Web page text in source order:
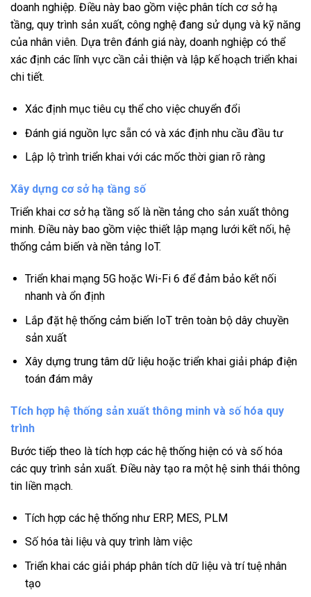
doanh nghiệp. Điều này bao gồm việc phân tích cơ sở hạ
tầng, quy trình sản xuất, công nghệ đang sử dụng và kỹ năng
của nhân viên. Dựa trên đánh giá này, doanh nghiệp có thể
xác định các lĩnh vực cần cải thiện và lập kế hoạch triển khai
chi tiết.
Xác định mục tiêu cụ thể cho việc chuyển đổi
Đánh giá nguồn lực sẵn có và xác định nhu cầu đầu tư
Lập lộ trình triển khai với các mốc thời gian rõ ràng
Xây dựng cơ sở hạ tầng số
Triển khai cơ sở hạ tầng số là nền tảng cho sản xuất thông
minh. Điều này bao gồm việc thiết lập mạng lưới kết nối, hệ
thống cảm biến và nền tảng IoT.
Triển khai mạng 5G hoặc Wi-Fi 6 để đảm bảo kết nối
nhanh và ổn định
Lắp đặt hệ thống cảm biến IoT trên toàn bộ dây chuyền
sản xuất
Xây dựng trung tâm dữ liệu hoặc triển khai giải pháp điện
toán đám mây
Tích hợp hệ thống sản xuất thông minh và số hóa quy
trình
Bước tiếp theo là tích hợp các hệ thống hiện có và số hóa
các quy trình sản xuất. Điều này tạo ra một hệ sinh thái thông
tin liền mạch.
Tích hợp các hệ thống như ERP, MES, PLM
Số hóa tài liệu và quy trình làm việc
Triển khai các giải pháp phân tích dữ liệu và trí tuệ nhân
tạo